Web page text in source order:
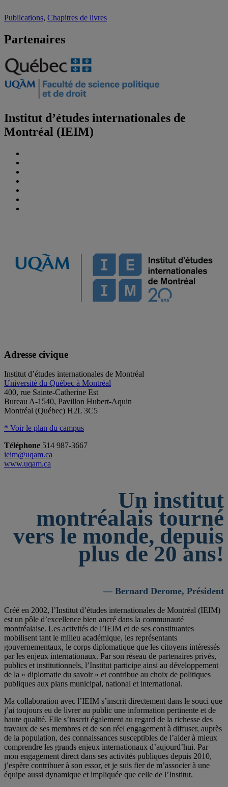
Publications, Chapitres de livres
Partenaires
Institut d’études internationales de
Montréal (IEIM)
Adresse civique
Institut d’études internationales de Montréal
Université du Québec à Montréal
400, rue Sainte-Catherine Est
Bureau A-1540, Pavillon Hubert-Aquin
Montréal (Québec) H2L 3C5
* Voir le plan du campus
Téléphone 514 987-3667
ieim@uqam.ca
www.uqam.ca
Un institut
montréalais tourné
vers le monde, depuis
plus de 20 ans!
— Bernard Derome, Président
Créé en 2002, l’Institut d’études internationales de Montréal (IEIM)
est un pôle d’excellence bien ancré dans la communauté
montréalaise. Les activités de l’IEIM et de ses constituantes
mobilisent tant le milieu académique, les représentants
gouvernementaux, le corps diplomatique que les citoyens intéressés
par les enjeux internationaux. Par son réseau de partenaires privés,
publics et institutionnels, l’Institut participe ainsi au développement
de la « diplomatie du savoir » et contribue au choix de politiques
publiques aux plans municipal, national et international.
Ma collaboration avec l’IEIM s’inscrit directement dans le souci que
j’ai toujours eu de livrer au public une information pertinente et de
haute qualité. Elle s’inscrit également au regard de la richesse des
travaux de ses membres et de son réel engagement à diffuser, auprès
de la population, des connaissances susceptibles de l’aider à mieux
comprendre les grands enjeux internationaux d’aujourd’hui. Par
mon engagement direct dans ses activités publiques depuis 2010,
j’espère contribuer à son essor, et je suis fier de m’associer à une
équipe aussi dynamique et impliquée que celle de l’Institut.